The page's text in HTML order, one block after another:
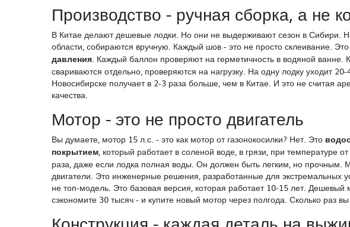
Производство - ручная сборка, а не
В Китае делают дешевые лодки. Но они не выдерживают сезон в Сибири.
области, собираются вручную. Каждый шов - это не просто склеивание. Это
давления. Каждый баллон проверяют на герметичность в водяной
свариваются отдельно, проверяются на нагрузку. На одну лодку уходит
Новосибирске получает в 2-3 раза больше, чем в Китае. И это не считая
качества.
Мотор - это не просто двигатель
Вы думаете, мотор 15 л.с. - это как мотор от газонокосилки? Нет. Это
покрытием, который работает в соленой воде, в грязи, при температуре
раза, даже если лодка полная воды. Он должен быть легким, но
двигатели. Это инженерные решения, разработанные для экстремальных
не топ-модель. Это базовая версия, которая работает 10-15 лет. Дешевый
сэкономите 30 тысяч - и купите новый мотор через полгода. Сколько раз